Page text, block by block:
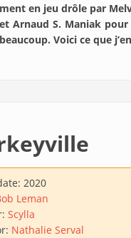
en jeu drôle par
Arnaud S. Maniak
Voici ce que
2020
Leman
Scylla
Nathalie Serval